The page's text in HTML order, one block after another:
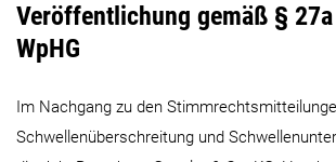
Veröffentlichung gemäß §
WpHG
Im Nachgang zu den
Schwellenüberschreitung und